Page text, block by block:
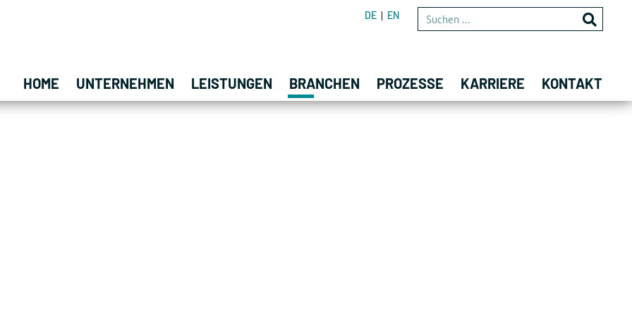
DE EN
HOME UNTERNEHMEN LEISTUNGEN BRANCHEN PROZESSE KARRIERE KONTAKT